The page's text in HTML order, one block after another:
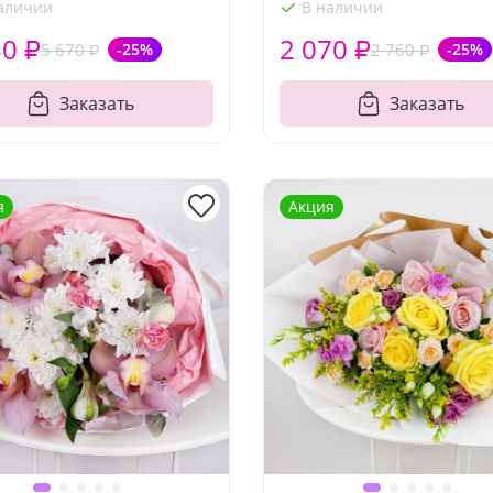
5 670 ₽ -25%
₽
Заказать
В наличии
2 760 ₽ -25%
2 070 ₽
Заказать
Акция